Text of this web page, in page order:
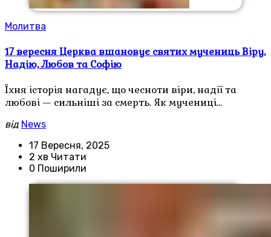
Молитва
17 вересня Церква вшановує святих мучениць Віру,
Надію, Любов та Софію
Їхня історія нагадує, що чесноти віри, надії та
любові — сильніші за смерть. Як мучениці…
від News
17 Вересня, 2025
2 хв Читати
0 Поширили